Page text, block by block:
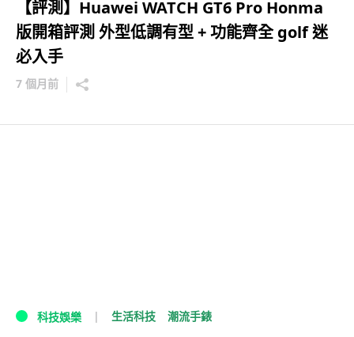
【評測】Huawei WATCH GT6 Pro Honma
版開箱評測 外型低調有型 + 功能齊全 golf 迷
必入手
7 個月前
科技娛樂 生活科技 潮流手錶